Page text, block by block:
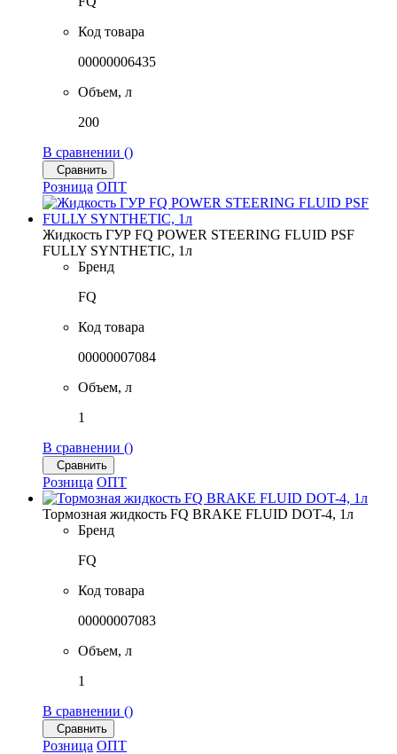
Код товара
00000006435
Объем, л
200
В сравнении ()
Сравнить
Розница ОПТ
Жидкость ГУР FQ POWER STEERING FLUID PSF
FULLY SYNTHETIC, 1л
Бренд
FQ
Код товара
00000007084
Объем, л
1
В сравнении ()
Сравнить
Розница ОПТ
Тормозная жидкость FQ BRAKE FLUID DOT-4, 1л
Бренд
FQ
Код товара
00000007083
Объем, л
1
В сравнении ()
Сравнить
Розница ОПТ